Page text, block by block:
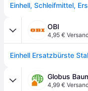
Einhell, Schleifmittel,
OBI
4,95 €
Globus
4,99 €